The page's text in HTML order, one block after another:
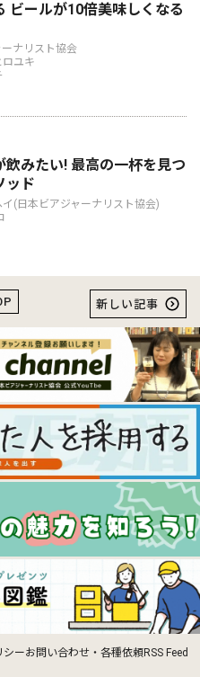
ビールが10倍美味しくなる
ナリスト協会
ユキ
飲みたい! 最高の一杯を見つ
ッド
(日本ビアジャーナリスト協会)
新しい記事
シーお問い合わせ・各種依頼RSS Feed